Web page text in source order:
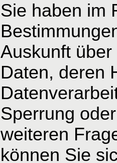
Sie haben im
Auskunft
Daten, deren
Sperrung
weiteren
können Sie